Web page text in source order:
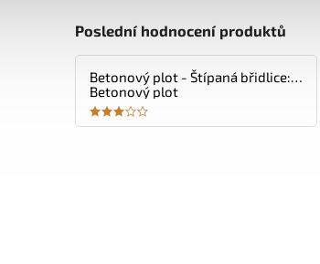
Poslední hodnocení produktů
Betonový plot - Štípaná břidlice: Plotová výplň oboustranná 2070 x 400mm
Betonový plot